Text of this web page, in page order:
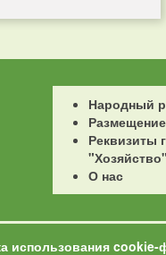
Народный
Реквизиты
"Хозяйство"
О нас
использования